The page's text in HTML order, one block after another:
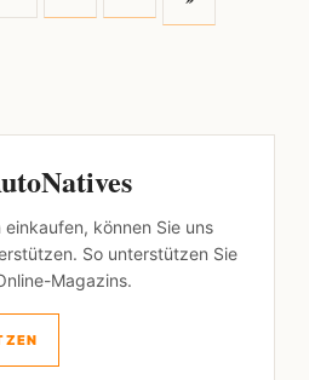
einkaufen, können Sie uns
So unterstützen Sie
Magazins.